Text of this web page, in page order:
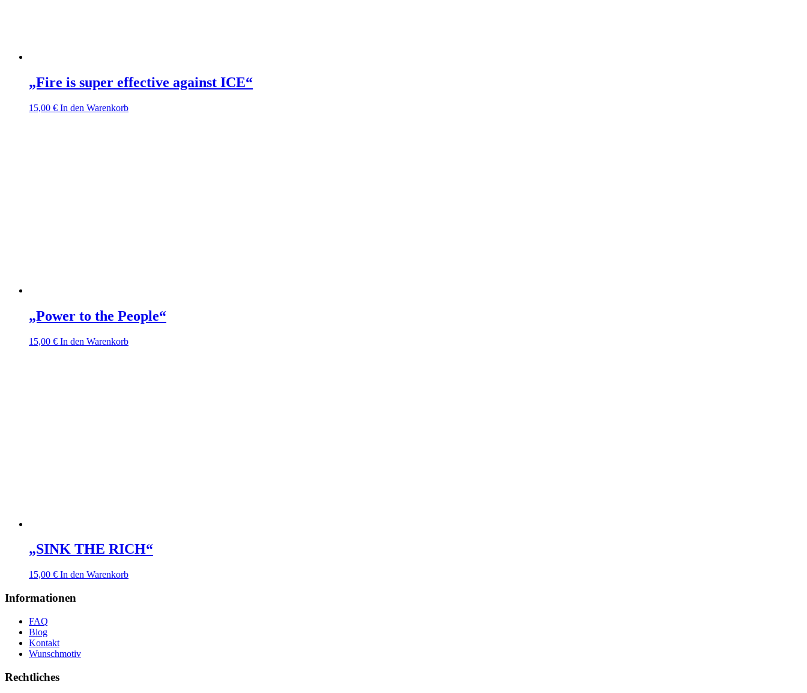
„Fire is super effective against ICE“
15,00 € In den Warenkorb
„Power to the People“
15,00 € In den Warenkorb
„SINK THE RICH“
15,00 € In den Warenkorb
Informationen
FAQ
Blog
Kontakt
Wunschmotiv
Rechtliches